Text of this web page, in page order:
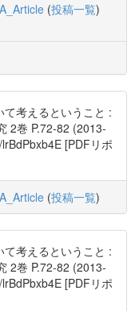
(投稿一覧)
て考えるということ :
2巻 P.72-82 (2013-
[PDFリポ
(投稿一覧)
て考えるということ :
2巻 P.72-82 (2013-
[PDFリポ